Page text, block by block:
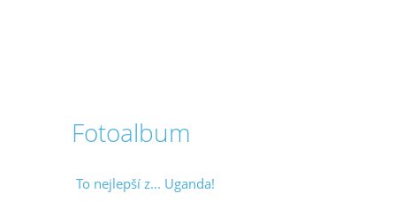
Fotoalbum
To nejlepší z... Uganda!